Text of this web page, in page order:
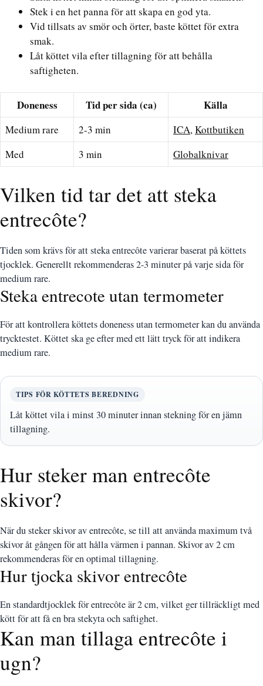
Stek i en het panna för att skapa en god yta.
Vid tillsats av smör och örter, baste köttet för extra
smak.
Låt köttet vila efter tillagning för att behålla
saftigheten.
Doneness Tid per sida (ca) Källa
Medium rare 2-3 min ICA,Kottbutiken
Med
3 min Globalknivar
Vilken tid tar det att steka
entrecôte?
Tiden som krävs för att steka entrecôte varierar baserat på köttets
tjocklek. Generellt rekommenderas 2-3 minuter på varje sida för
medium rare.
Steka entrecote utan termometer
För att kontrollera köttets doneness utan termometer kan du använda
trycktestet. Köttet ska ge efter med ett lätt tryck för att indikera
medium rare.
TIPS FÖR KÖTTETS BEREDNING
Låt köttet vila i minst 30 minuter innan stekning för en jämn
tillagning.
Hur steker man entrecôte
skivor?
När du steker skivor av entrecôte, se till att använda maximum två
skivor åt gången för att hålla värmen i pannan. Skivor av 2 cm
rekommenderas för en optimal tillagning.
Hur tjocka skivor entrecôte
En standardtjocklek för entrecôte är 2 cm, vilket ger tillräckligt med
kött för att få en bra stekyta och saftighet.
Kan man tillaga entrecôte i
ugn?